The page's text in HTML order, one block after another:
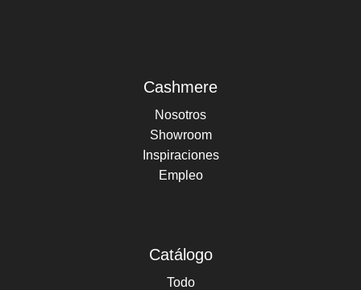
Cashmere
Nosotros
Showroom
Inspiraciones
Empleo
Catálogo
Todo